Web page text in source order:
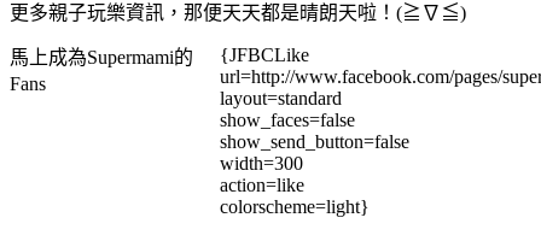
更多親子玩樂資訊，那便天天都是晴朗天啦！(≧∇≦)
馬上成為Supermami的
Fans
{JFBCLike
url=http://www.facebook.com/pages/
layout=standard
show_faces=false
show_send_button=false
width=300
action=like
colorscheme=light}